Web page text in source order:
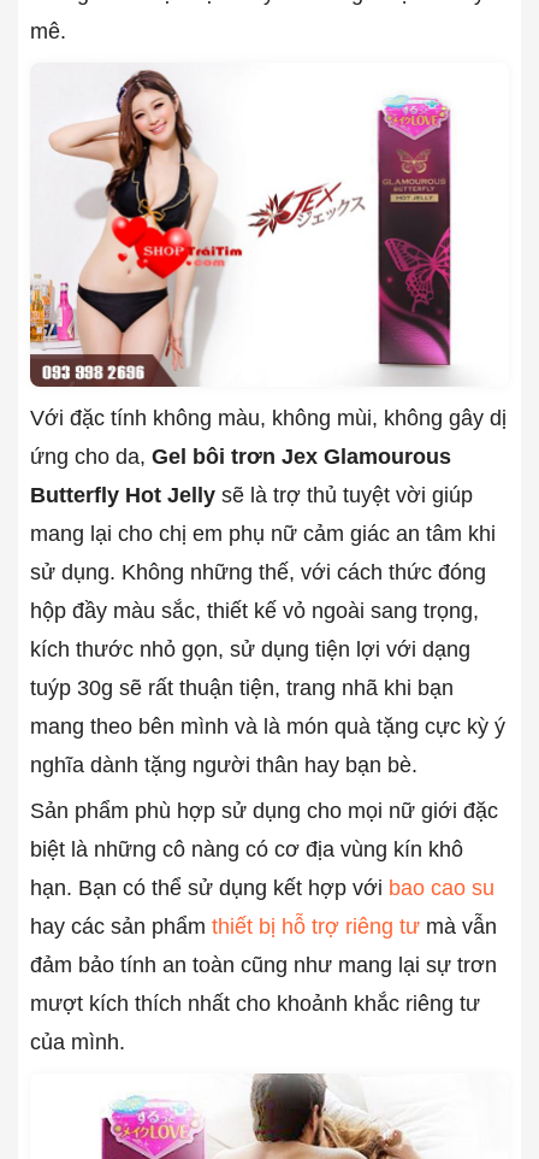
mê.
Với đặc tính không màu, không mùi, không gây dị
ứng cho da, Gel bôi trơn Jex Glamourous
Butterfly Hot Jelly sẽ là trợ thủ tuyệt vời giúp
mang lại cho chị em phụ nữ cảm giác an tâm khi
sử dụng. Không những thế, với cách thức đóng
hộp đầy màu sắc, thiết kế vỏ ngoài sang trọng,
kích thước nhỏ gọn, sử dụng tiện lợi với dạng
tuýp 30g sẽ rất thuận tiện, trang nhã khi bạn
mang theo bên mình và là món quà tặng cực kỳ ý
nghĩa dành tặng người thân hay bạn bè.
Sản phẩm phù hợp sử dụng cho mọi nữ giới đặc
biệt là những cô nàng có cơ địa vùng kín khô
hạn. Bạn có thể sử dụng kết hợp với bao cao su
hay các sản phẩm thiết bị hỗ trợ riêng tư mà vẫn
đảm bảo tính an toàn cũng như mang lại sự trơn
mượt kích thích nhất cho khoảnh khắc riêng tư
của mình.